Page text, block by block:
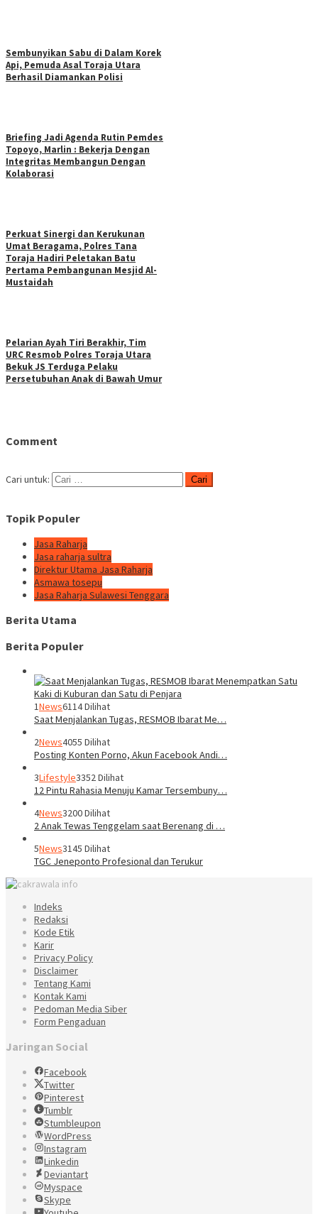
Sembunyikan Sabu di Dalam Korek
Api, Pemuda Asal Toraja Utara
Berhasil Diamankan Polisi
Briefing Jadi Agenda Rutin Pemdes
Topoyo, Marlin : Bekerja Dengan
Integritas Membangun Dengan
Kolaborasi
Perkuat Sinergi dan Kerukunan
Umat Beragama, Polres Tana
Toraja Hadiri Peletakan Batu
Pertama Pembangunan Mesjid Al-
Mustaidah
Pelarian Ayah Tiri Berakhir, Tim
URC Resmob Polres Toraja Utara
Bekuk JS Terduga Pelaku
Persetubuhan Anak di Bawah Umur
Comment
Cari untuk:
Topik Populer
Jasa Raharja
Jasa raharja sultra
Direktur Utama Jasa Raharja
Asmawa tosepu
Jasa Raharja Sulawesi Tenggara
Berita Utama
Berita Populer
1News6114 Dilihat
Saat Menjalankan Tugas, RESMOB Ibarat Me…
2News4055 Dilihat
Posting Konten Porno, Akun Facebook Andi…
3Lifestyle3352 Dilihat
12 Pintu Rahasia Menuju Kamar Tersembuny…
4News3200 Dilihat
2 Anak Tewas Tenggelam saat Berenang di …
5News3145 Dilihat
TGC Jeneponto Profesional dan Terukur
Indeks
Redaksi
Kode Etik
Karir
Privacy Policy
Disclaimer
Tentang Kami
Kontak Kami
Pedoman Media Siber
Form Pengaduan
Jaringan Social
Facebook
Twitter
Pinterest
Tumblr
Stumbleupon
WordPress
Instagram
Linkedin
Deviantart
Myspace
Skype